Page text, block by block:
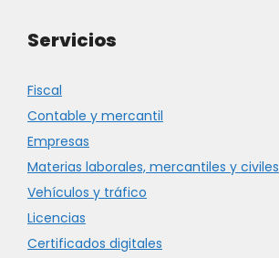
Servicios
Fiscal
Contable y mercantil
Empresas
Materias laborales, mercantiles y civiles
Vehículos y tráfico
Licencias
Certificados digitales